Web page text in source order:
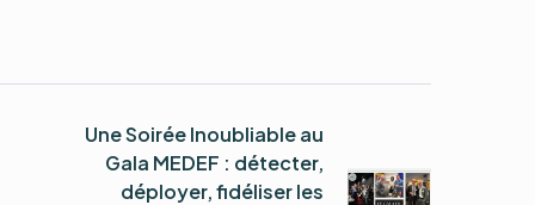
Une Soirée Inoubliable au
Gala MEDEF : détecter,
déployer, fidéliser les